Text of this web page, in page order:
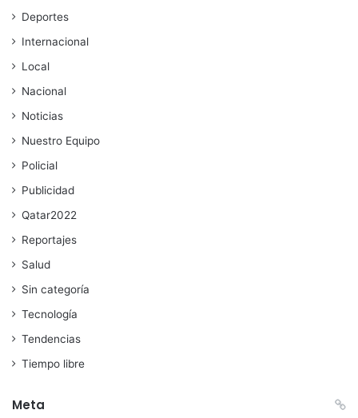
Deportes
Internacional
Local
Nacional
Noticias
Nuestro Equipo
Policial
Publicidad
Qatar2022
Reportajes
Salud
Sin categoría
Tecnología
Tendencias
Tiempo libre
Meta